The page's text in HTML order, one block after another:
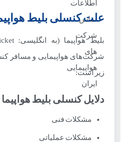
مزایای استرداد آنلاین بلیط در Jimbo.ir
نکات مهم در استرداد بلیط
علت کنسلی بلیط
شرکت‌های هواپیمایی و مسافر
زیر است:
دلایل کنسلی بلیط
مشکلات فنی
مشکلات عملیاتی